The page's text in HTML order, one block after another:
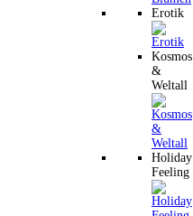
Erotik
Kosmos
&
Weltall
Holiday
Feeling